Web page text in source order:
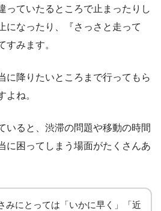
っていたるところで止まったりし
になったり、『さっさと走って
すみます。
に降りたいところまで行ってもら
よね。
いると、渋滞の問題や移動の時間
に困ってしまう場面がたくさんあ
みにとっては「いかに早く」「近